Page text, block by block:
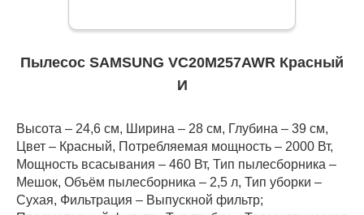
Пылесос SAMSUNG VC20M257AWR Красный
И
Высота – 24,6 см, Ширина – 28 см, Глубина – 39 см,
Цвет – Красный, Потребляемая мощность – 2000 Вт,
Мощность всасывания – 460 Вт, Тип пылесборника –
Мешок, Объём пылесборника – 2,5 л, Тип уборки –
Сухая, Фильтрация – Выпускной фильтр;